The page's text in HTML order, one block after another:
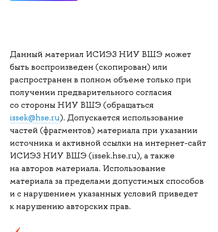
Данный материал ИСИЭЗ НИУ ВШЭ может
быть воспроизведен (скопирован) или
распространен в полном объеме только при
получении предварительного согласия
со стороны НИУ ВШЭ (обращаться
issek@hse.ru). Допускается использование
частей (фрагментов) материала при указании
источника и активной ссылки на интернет-сайт
ИСИЭЗ НИУ ВШЭ (issek.hse.ru), а также
на авторов материала. Использование
материала за пределами допустимых способов
и с нарушением указанных условий приведет
к нарушению авторских прав.